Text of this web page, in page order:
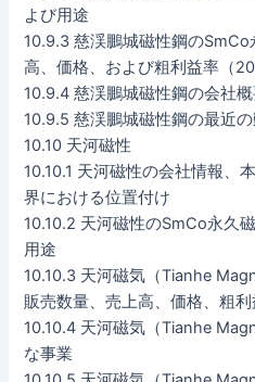
よび用途
10.9.3 慈渓鵬城磁性鋼の
高、価格、および粗利益率（
10.9.4 慈渓鵬城磁性鋼の会社
10.9.5 慈渓鵬城磁性鋼の最近の
10.10 天河磁性
10.10.1 天河磁性の会社情報、
界における位置付け
10.10.2 天河磁性のSmCo永久
用途
10.10.3 天河磁気（Tianhe
販売数量、売上高、価格、粗
10.10.4 天河磁気（Tianhe
な事業